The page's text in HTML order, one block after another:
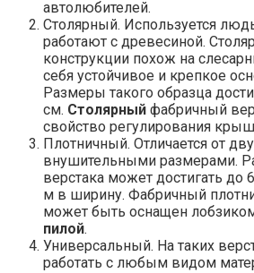
автолюбителей.
Столярный. Используется
работают с древесиной.
конструкции похож на
себя устойчивое и крепкое
Размеры такого образца
см. Столярный фабричный
свойство регулирования
Плотничный. Отличается от
внушительными размерами.
верстака может достигать до
м в ширину. Фабричный
может быть оснащен
пилой.
Универсальный. На таких
работать с любым видом